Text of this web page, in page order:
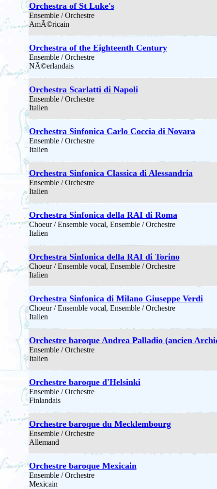
Orchestra of St Luke's
Ensemble / Orchestre
AmÃ©ricain
Orchestra of the Eighteenth Century
Ensemble / Orchestre
NÃ©erlandais
Orchestra Scarlatti di Napoli
Ensemble / Orchestre
Italien
Orchestra Sinfonica Carlo Coccia di Novara
Ensemble / Orchestre
Italien
Orchestra Sinfonica Classica di Alessandria
Ensemble / Orchestre
Italien
Orchestra Sinfonica della RAI di Roma
Choeur / Ensemble vocal, Ensemble / Orchestre
Italien
Orchestra Sinfonica della RAI di Torino
Choeur / Ensemble vocal, Ensemble / Orchestre
Italien
Orchestra Sinfonica di Milano Giuseppe Verdi
Choeur / Ensemble vocal, Ensemble / Orchestre
Italien
Orchestre baroque Andrea Palladio (ancien
Ensemble / Orchestre
Italien
Orchestre baroque d'Helsinki
Ensemble / Orchestre
Finlandais
Orchestre baroque du Mecklembourg
Ensemble / Orchestre
Allemand
Orchestre baroque Mexicain
Ensemble / Orchestre
Mexicain